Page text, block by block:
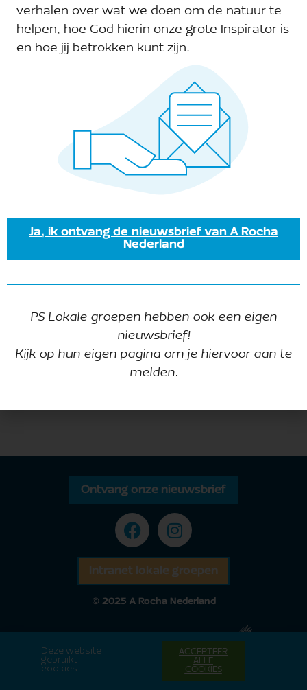
Zaailingen oogsten op de Grevelingendam
Grevelingendam Strandweg 4, Bruinisse
Gratis
Vorige
Vandaag Volgende
Abonneer op kalender
Ontvang onze nieuwsbrief
Intranet lokale groepen
© 2025 A Rocha Nederland
Deze website
gebruikt
cookies
ACCEPTEER
ALLE
COOKIES
verhalen over wat we doen om de natuur te
helpen, hoe God hierin onze grote Inspirator is
en hoe jij betrokken kunt zijn.
Ja, ik ontvang de nieuwsbrief van A Rocha
Nederland
PS Lokale groepen hebben ook een eigen
nieuwsbrief!
Kijk op hun eigen pagina om je hiervoor aan te
melden.